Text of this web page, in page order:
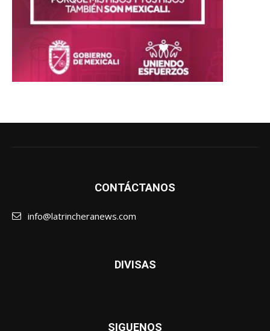
CONTÁCTANOS
info@latrincheranews.com
DIVISAS
SIGUENOS